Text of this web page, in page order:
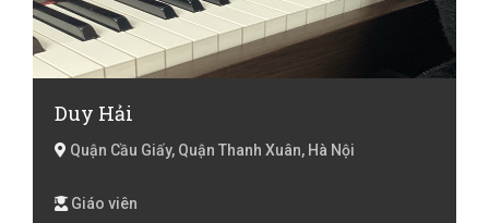
Duy Hải
Quận Cầu Giấy, Quận Thanh Xuân, Hà Nội
Giáo viên